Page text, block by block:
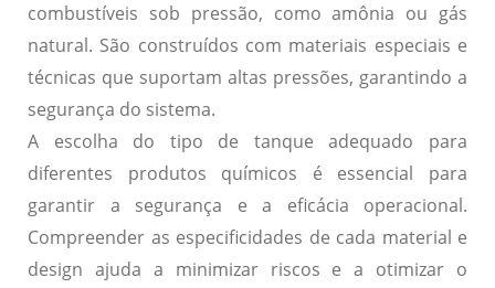
combustíveis sob pressão, como amônia ou gás
natural. São construídos com materiais especiais e
técnicas que suportam altas pressões, garantindo a
segurança do sistema.
A escolha do tipo de tanque adequado para
diferentes produtos químicos é essencial para
garantir a segurança e a eficácia operacional.
Compreender as especificidades de cada material e
design ajuda a minimizar riscos e a otimizar o